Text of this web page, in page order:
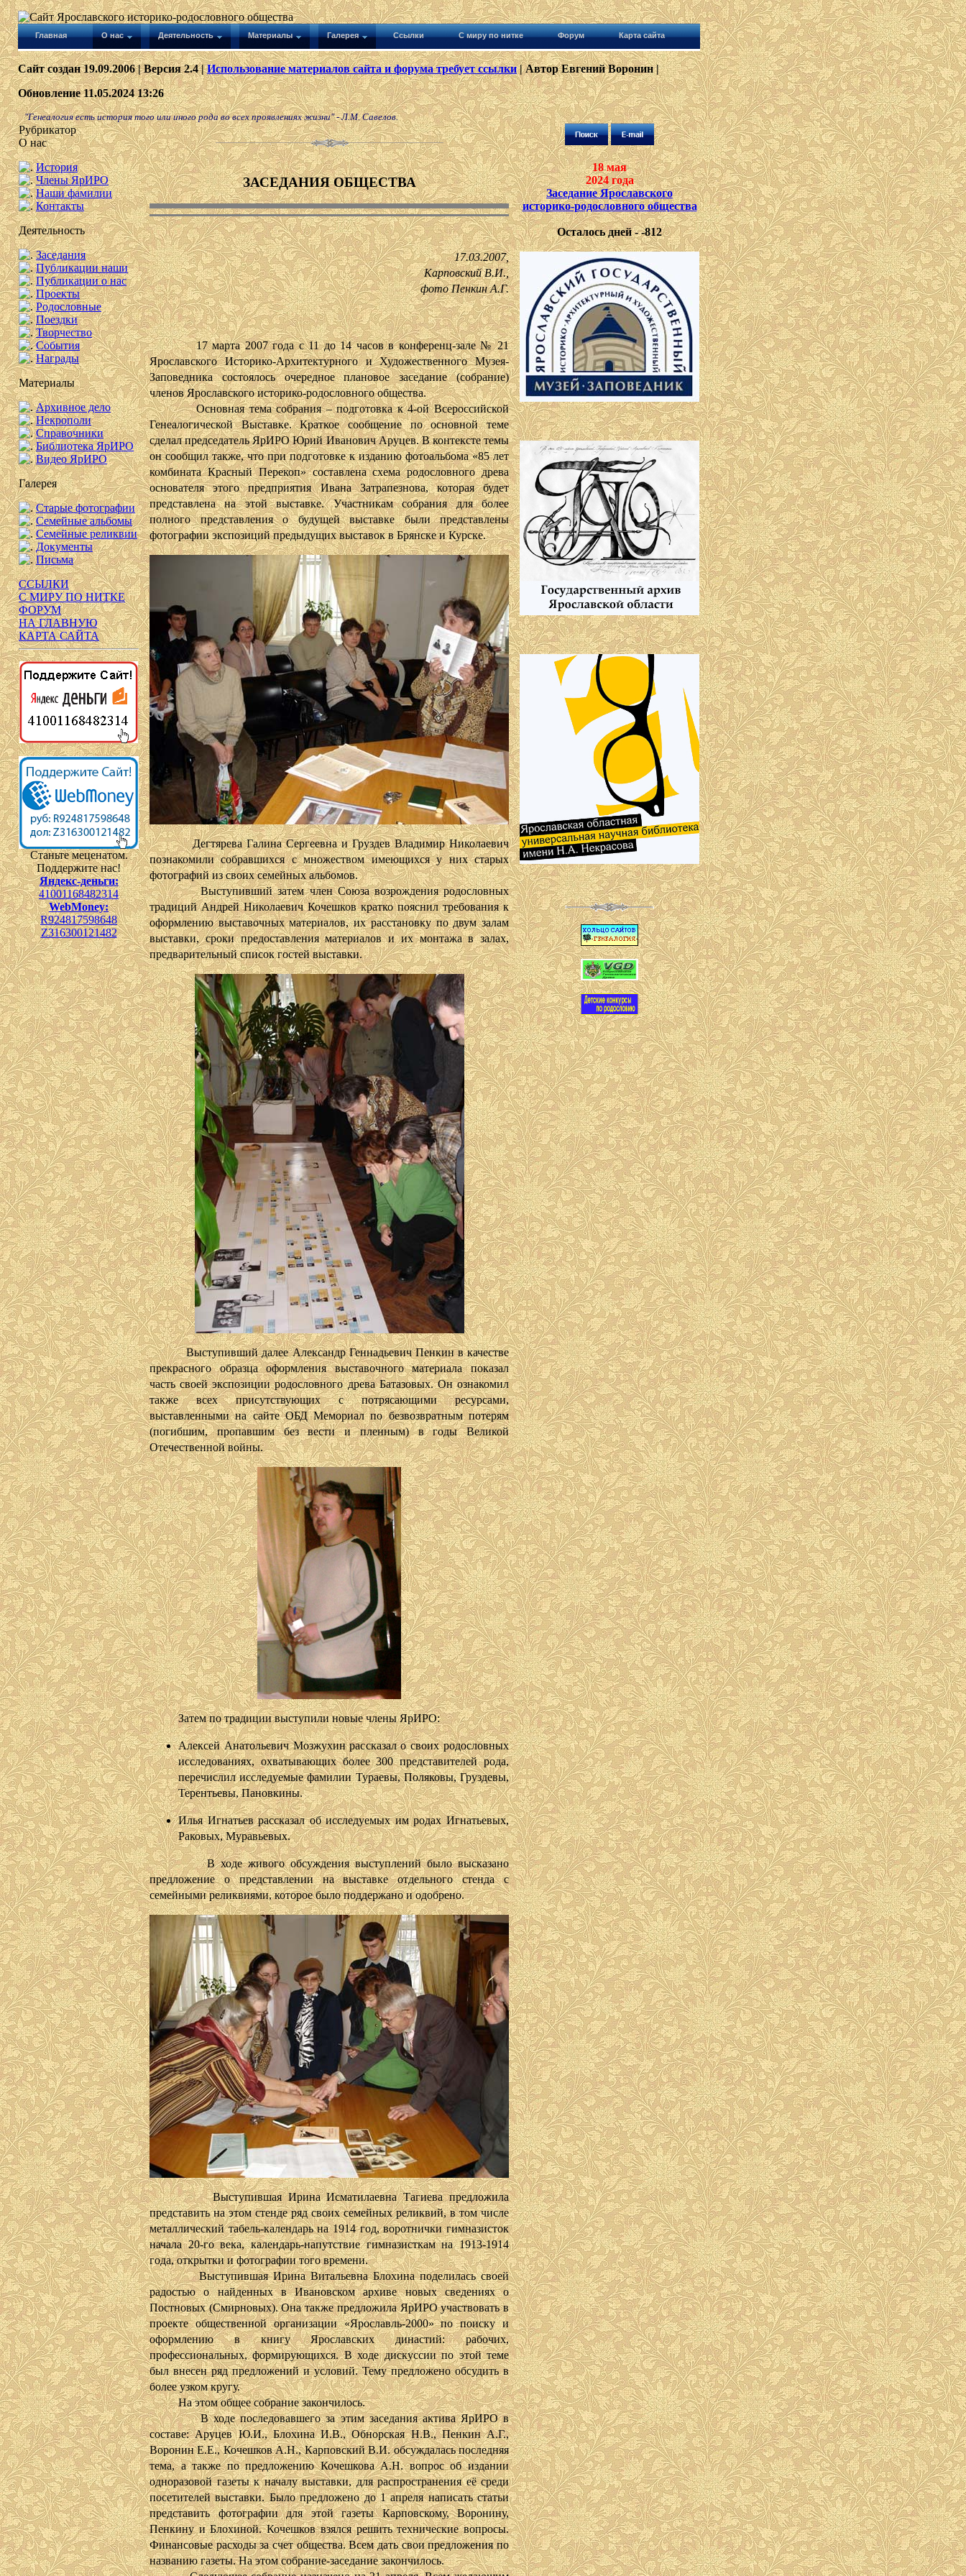
Главная О нас Деятельность Материалы Галерея Ссылки С миру по нитке Форум Карта сайта
Сайт создан 19.09.2006 | Версия 2.4 |Использование материалов сайта и форума требует ссылки| Автор Евгений Воронин |
Обновление 11.05.2024 13:26
"Генеалогия есть история того или иного рода во всех проявлениях жизни" - Л.М. Савелов.
Рубрикатор
О нас
История
Члены ЯрИРО
Наши фамилии
Контакты
Деятельность
Заседания
Публикации наши
Публикации о нас
Проекты
Родословные
Поездки
Творчество
События
Награды
Материалы
Архивное дело
Некрополи
Справочники
Библиотека ЯрИРО
Видео ЯрИРО
Галерея
Старые фотографии
Семейные альбомы
Семейные реликвии
Документы
Письма
ССЫЛКИ
С МИРУ ПО НИТКЕ
ФОРУМ
НА ГЛАВНУЮ
КАРТА САЙТА
Станьте меценатом.
Поддержите нас!
Яндекс-деньги:
41001168482314
WebMoney:
R924817598648
Z316300121482
ЗАСЕДАНИЯ ОБЩЕСТВА
17.03.2007,
Карповский В.И.,
фото Пенкин А.Г.
17 марта 2007 года с 11 до 14 часов в конференц-зале № 21
Ярославского Историко-Архитектурного и Художественного Музея-
Заповедника состоялось очередное плановое заседание (собрание)
членов Ярославского историко-родословного общества.
Основная тема собрания – подготовка к 4-ой Всероссийской
Генеалогической Выставке. Краткое сообщение по основной теме
сделал председатель ЯрИРО Юрий Иванович Аруцев. В контексте темы
он сообщил также, что при подготовке к изданию фотоальбома «85 лет
комбината Красный Перекоп» составлена схема родословного древа
основателя этого предприятия Ивана Затрапезнова, которая будет
представлена на этой выставке. Участникам собрания для более
полного представления о будущей выставке были представлены
фотографии экспозиций предыдущих выставок в Брянске и Курске.
Дегтярева Галина Сергеевна и Груздев Владимир Николаевич
познакомили собравшихся с множеством имеющихся у них старых
фотографий из своих семейных альбомов.
Выступивший затем член Союза возрождения родословных
традиций Андрей Николаевич Кочешков кратко пояснил требования к
оформлению выставочных материалов, их расстановку по двум залам
выставки, сроки предоставления материалов и их монтажа в залах,
предварительный список гостей выставки.
Выступивший далее Александр Геннадьевич Пенкин в качестве
прекрасного образца оформления выставочного материала показал
часть своей экспозиции родословного древа Батазовых. Он ознакомил
также всех присутствующих с потрясающими ресурсами,
выставленными на сайте ОБД Мемориал по безвозвратным потерям
(погибшим, пропавшим без вести и пленным) в годы Великой
Отечественной войны.
Затем по традиции выступили новые члены ЯрИРО:
Алексей Анатольевич Мозжухин рассказал о своих родословных
исследованиях, охватывающих более 300 представителей рода,
перечислил исследуемые фамилии Тураевы, Поляковы, Груздевы,
Терентьевы, Пановкины.
Илья Игнатьев рассказал об исследуемых им родах Игнатьевых,
Раковых, Муравьевых.
В ходе живого обсуждения выступлений было высказано
предложение о представлении на выставке отдельного стенда с
семейными реликвиями, которое было поддержано и одобрено.
Выступившая Ирина Исматилаевна Тагиева предложила
представить на этом стенде ряд своих семейных реликвий, в том числе
металлический табель-календарь на 1914 год, воротнички гимназисток
начала 20-го века, календарь-напутствие гимназисткам на 1913-1914
года, открытки и фотографии того времени.
Выступившая Ирина Витальевна Блохина поделилась своей
радостью о найденных в Ивановском архиве новых сведениях о
Постновых (Смирновых). Она также предложила ЯрИРО участвовать в
проекте общественной организации «Ярославль-2000» по поиску и
оформлению в книгу Ярославских династий: рабочих,
профессиональных, формирующихся. В ходе дискуссии по этой теме
был внесен ряд предложений и условий. Тему предложено обсудить в
более узком кругу.
На этом общее собрание закончилось.
В ходе последовавшего за этим заседания актива ЯрИРО в
составе: Аруцев Ю.И., Блохина И.В., Обнорская Н.В., Пенкин А.Г.,
Воронин Е.Е., Кочешков А.Н., Карповский В.И. обсуждалась последняя
тема, а также по предложению Кочешкова А.Н. вопрос об издании
одноразовой газеты к началу выставки, для распространения её среди
посетителей выставки. Было предложено до 1 апреля написать статьи
представить фотографии для этой газеты Карповскому, Воронину,
Пенкину и Блохиной. Кочешков взялся решить технические вопросы.
Финансовые расходы за счет общества. Всем дать свои предложения по
названию газеты. На этом собрание-заседание закончилось.
18 мая
2024 года
Заседание Ярославского
историко-родословного общества
Осталось дней - -812